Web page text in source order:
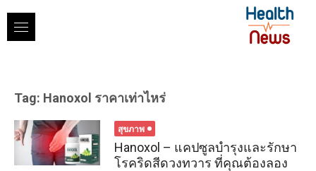
content
Tag: Hanoxol ราคาเท่าไหร่
สุขภาพ
Hanoxol – แคปซูลบำรุงและรักษา
โรคริดสีดวงทวาร ที่คุณต้องลอง